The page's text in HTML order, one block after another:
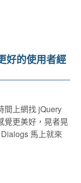
好的使用者經
間上網找 jQuery
覺更美好，晃者晃
馬上就來